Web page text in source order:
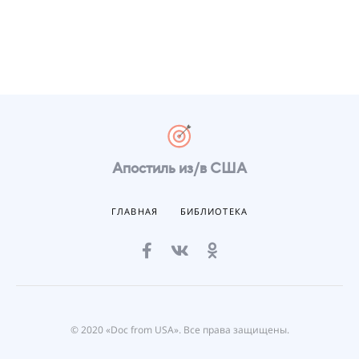
Апостиль из/в США
ГЛАВНАЯ БИБЛИОТЕКА
© 2020 «Doc from USA». Все права защищены.